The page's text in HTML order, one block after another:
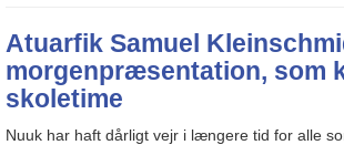
Atuarfik Samuel
morgenpræsentation, som
skoletime
Nuuk har haft dårligt vejr i længere tid for alle